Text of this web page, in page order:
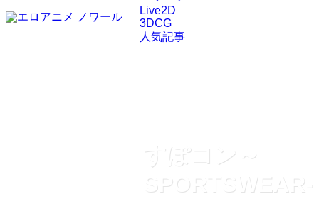
Live2D
3DCG
人気記事
すぽコン～
SPORTSWEAR-